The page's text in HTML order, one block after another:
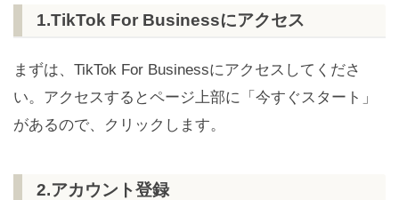
1.TikTok For Businessにアクセス
まずは、TikTok For Businessにアクセスしてくださ
い。アクセスするとページ上部に「今すぐスタート」
があるので、クリックします。
2.アカウント登録